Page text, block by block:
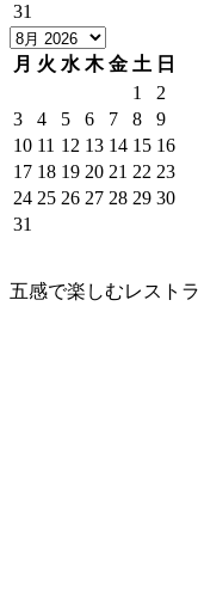
31
月 火 水 木 金 土 日
1
2
3
4 5 6 7 8
9
10 11 12 13 14 15 16
17 18 19 20 21 22 23
24 25 26 27 28 29 30
31
五感で楽しむレスト